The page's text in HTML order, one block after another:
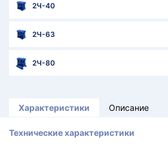
2Ч-40
2Ч-63
2Ч-80
Характеристики Описание
Технические характеристики